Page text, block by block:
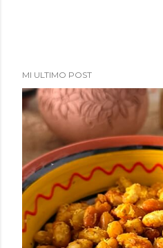
MI ULTIMO POST